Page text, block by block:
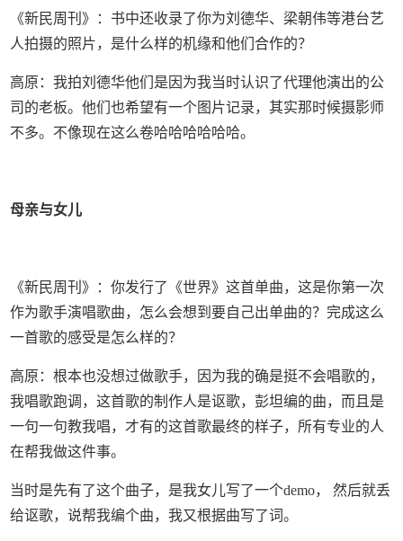
《新民周刊》：书中还收录了你为刘德华、梁朝伟等港台艺
人拍摄的照片，是什么样的机缘和他们合作的？
高原：我拍刘德华他们是因为我当时认识了代理他演出的公
司的老板。他们也希望有一个图片记录，其实那时候摄影师
不多。不像现在这么卷哈哈哈哈哈哈。
母亲与女儿
《新民周刊》：你发行了《世界》这首单曲，这是你第一次
作为歌手演唱歌曲，怎么会想到要自己出单曲的？完成这么
一首歌的感受是怎么样的？
高原：根本也没想过做歌手，因为我的确是挺不会唱歌的，
我唱歌跑调，这首歌的制作人是讴歌，彭坦编的曲，而且是
一句一句教我唱，才有的这首歌最终的样子，所有专业的人
在帮我做这件事。
当时是先有了这个曲子，是我女儿写了一个demo， 然后就丢
给讴歌，说帮我编个曲，我又根据曲写了词。